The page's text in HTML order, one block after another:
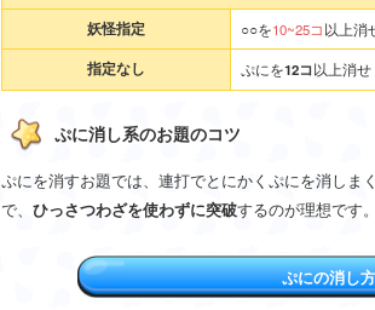
妖怪指定
○○を10~25コ以上消
指定なし ぷにを12コ以上消せ
ぷに消し系のお題のコツ
ぷにを消すお題では、連打でとにかくぷにを消し
で、 ひっさつわざを使わずに突破するのが理想です。
ぷにの消し